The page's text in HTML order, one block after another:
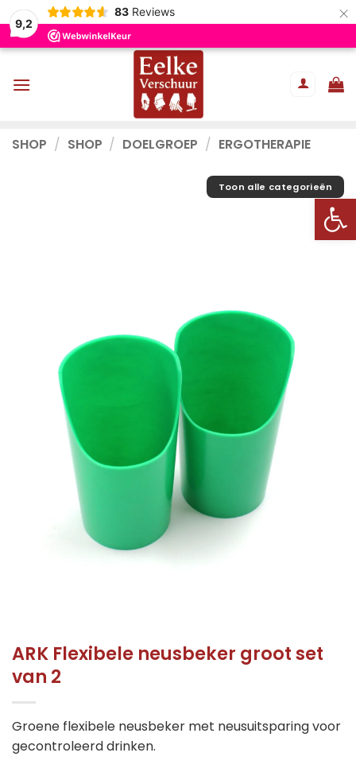
9,2
83 Reviews ×
Ga
naar
inhoud
SHOP / SHOP / DOELGROEP / ERGOTHERAPIE
Toon alle categorieën
ARK Flexibele neusbeker groot set
van 2
Groene flexibele neusbeker met neusuitsparing voor
gecontroleerd drinken.